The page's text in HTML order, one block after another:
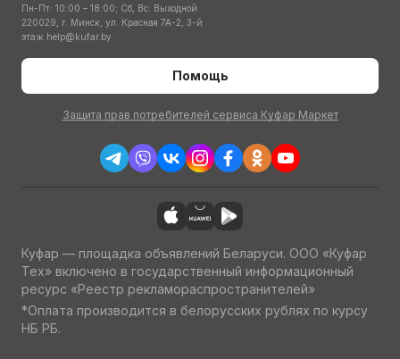
Пн-Пт: 10:00 – 18:00; Сб, Вс: Выходной
220029, г. Минск, ул. Красная 7А-2, 3-й
этаж help@kufar.by
Помощь
Защита прав потребителей сервиса Куфар Маркет
Куфар — площадка объявлений Беларуси. ООО «Куфар
Тех» включено в государственный информационный
ресурс «Реестр рекламораспространителей»
*Оплата производится в белорусских рублях по курсу
НБ РБ.